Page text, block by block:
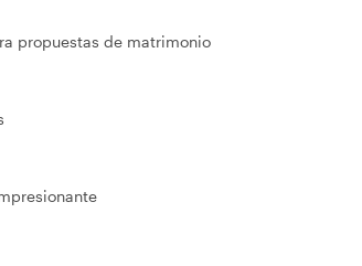
propuestas de matrimonio